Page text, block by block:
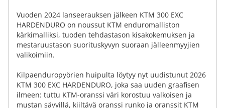
Vuoden 2024 lanseerauksen jälkeen KTM 300 EXC
HARDENDURO on noussut KTM enduromalliston
kärkimalliksi, tuoden tehdastason kisakokemuksen ja
mestaruustason suorituskyvyn suoraan jälleenmyyjien
valikoimiin.
Kilpaenduropyörien huipulta löytyy nyt uudistunut 2026
KTM 300 EXC HARDENDURO, joka saa uuden graafisen
ilmeen: tuttu KTM-oranssi väri korostuu valkoisen ja
mustan sävyillä, kiiltävä oranssi runko ja oranssit KTM